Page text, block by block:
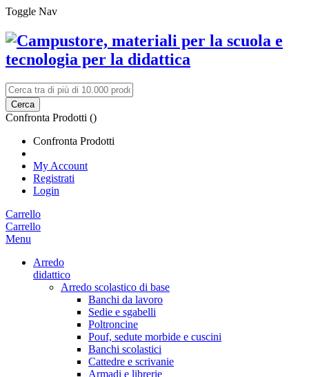
Toggle Nav
Cerca
Confronta Prodotti ()
Confronta Prodotti
My Account
Registrati
Login
Carrello
Carrello
Menu
Arredo
didattico
Arredo scolastico di base
Banchi da lavoro
Sedie e sgabelli
Poltroncine
Pouf, sedute morbide e cuscini
Banchi scolastici
Cattedre e scrivanie
Armadi e librerie